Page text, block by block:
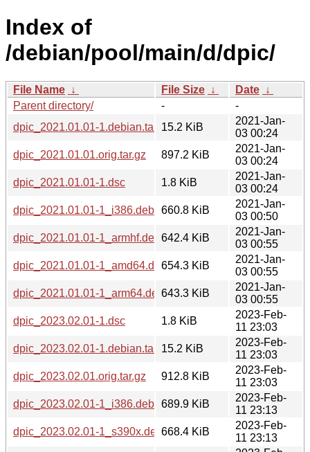
Index of
/debian/pool/main/d/dpic/
File Name ↓ File Size ↓ Date ↓
Parent directory/
-
-
dpic_2021.01.01-1.debian.tar.xz15.2 KiB
2021-Jan-
03 00:24
dpic_2021.01.01.orig.tar.gz
897.2 KiB
2021-Jan-
03 00:24
dpic_2021.01.01-1.dsc
1.8 KiB
2021-Jan-
03 00:24
dpic_2021.01.01-1_i386.deb 660.8 KiB
2021-Jan-
03 00:50
dpic_2021.01.01-1_armhf.deb 642.4 KiB
2021-Jan-
03 00:55
dpic_2021.01.01-1_amd64.deb654.3 KiB
2021-Jan-
03 00:55
dpic_2021.01.01-1_arm64.deb643.3 KiB
2021-Jan-
03 00:55
dpic_2023.02.01-1.dsc
1.8 KiB
2023-Feb-
11 23:03
dpic_2023.02.01-1.debian.tar.xz15.2 KiB
2023-Feb-
11 23:03
dpic_2023.02.01.orig.tar.gz
912.8 KiB
2023-Feb-
11 23:03
dpic_2023.02.01-1_i386.deb 689.9 KiB
2023-Feb-
11 23:13
dpic_2023.02.01-1_s390x.deb668.4 KiB
2023-Feb-
11 23:13